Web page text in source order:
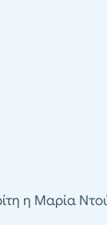
η Μαρία